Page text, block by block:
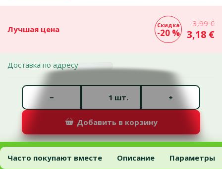
Лучшая цена Скидка
-20 %
3,99 €
3,18 €
Доставка по адресу
шт.
− +
Добавить в корзину
Консервы для собак – Hill's Adult Beef, 370 г
Добавить в корзину
Часто покупают вместе Описание Параметры
В начало страницы